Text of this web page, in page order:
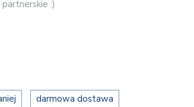
:)
darmowa dostawa